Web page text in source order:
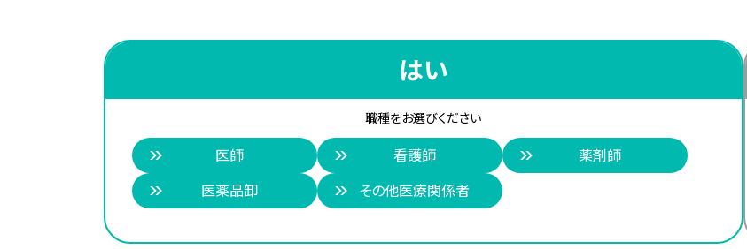
はい
職種をお選びください
医師 看護師
薬剤師
医薬品卸
その他医療関係者